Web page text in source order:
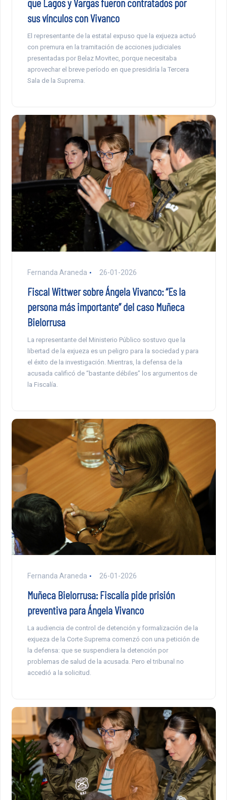
sus vínculos con Vivanco
El representante de la estatal expuso que la exjueza actuó
con premura en la tramitación de acciones judiciales
presentadas por Belaz Movitec, porque necesitaba
aprovechar el breve período en que presidiría la Tercera
Sala de la Suprema.
Fernanda Araneda 26-01-2026
Fiscal Wittwer sobre Ángela Vivanco: “Es la
persona más importante” del caso Muñeca
Bielorrusa
La representante del Ministerio Público sostuvo que la
libertad de la exjueza es un peligro para la sociedad y para
el éxito de la investigación. Mientras, la defensa de la
acusada calificó de “bastante débiles” los argumentos de
la Fiscalía.
Fernanda Araneda 26-01-2026
Muñeca Bielorrusa: Fiscalía pide prisión
preventiva para Ángela Vivanco
La audiencia de control de detención y formalización de la
exjueza de la Corte Suprema comenzó con una petición de
la defensa: que se suspendiera la detención por
problemas de salud de la acusada. Pero el tribunal no
accedió a la solicitud.